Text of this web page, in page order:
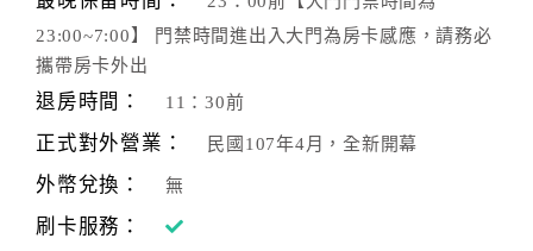
23:00~7:00】 門禁時間進出入大門為房卡感應，請務必
攜帶房卡外出
退房時間： 11：30前
正式對外營業： 民國107年4月，全新開幕
外幣兌換： 無
刷卡服務：